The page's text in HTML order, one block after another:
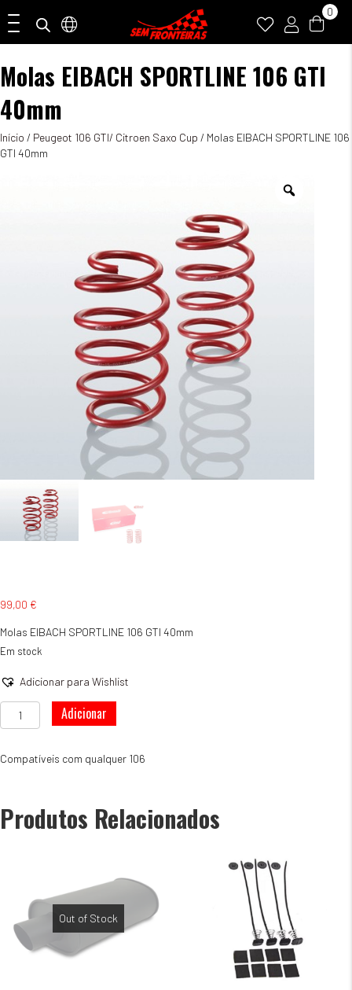
0
Molas EIBACH SPORTLINE 106 GTI
40mm
Início / Peugeot 106 GTI/ Citroen Saxo Cup / Molas EIBACH SPORTLINE 106
GTI 40mm
99,00 €
Molas EIBACH SPORTLINE 106 GTI 40mm
Em stock
Adicionar para Wishlist
Quantidade
de
EIBACH
40mm
Adicionar
Compatíveis com qualquer 106
Produtos Relacionados
Out of Stock